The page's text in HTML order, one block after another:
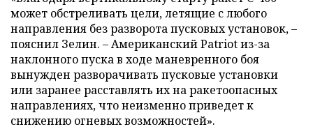
может обстреливать цели, летящие с любого
направления без разворота пусковых установок, –
пояснил Зелин. – Американский Patriot из-за
наклонного пуска в ходе маневренного боя
вынужден разворачивать пусковые установки
или заранее расставлять их на ракетоопасных
направлениях, что неизменно приведет к
снижению огневых возможностей».